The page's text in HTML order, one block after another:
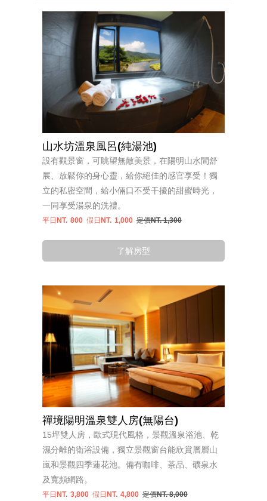
山水坊溫泉風呂(純湯池)
設有觀景窗，可眺望無敵美景，在陽明山水間舒
展、放鬆你的身心靈，給你絕佳的感官享受！獨
立的私密空間，給小倆口不受干擾的甜蜜時光，
一同享受湯泉的洗禮。
平日NT. 800 假日NT. 1,000定價NT. 1,300
了解房型
禪境陽明溫泉雙人房(無陽台)
15坪雙人房，歐式現代風格，景觀溫泉浴池、乾
濕分離的衛浴設備，獨立景觀窗台能欣賞層層山
嵐和景觀四季蓮花池。備有咖啡、茶品、礦泉水
及寬頻網路。
平日NT. 3,800 假日NT. 4,800定價NT. 8,000